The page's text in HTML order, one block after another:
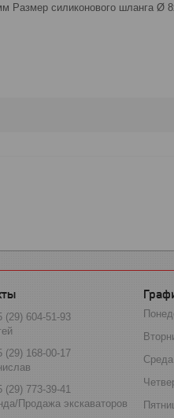
силиконового шланга Ø
(29) 604-51-93
(29) 168-00-17
(29) 773-39-41
Продажа экскаваторов
Среда